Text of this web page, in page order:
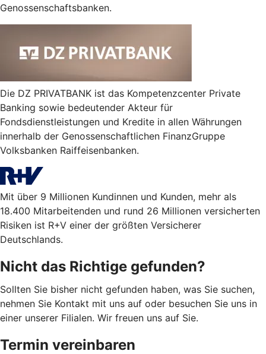
Genossenschaftsbanken.
Die DZ PRIVATBANK ist das Kompetenzcenter Private
Banking sowie bedeutender Akteur für
Fondsdienstleistungen und Kredite in allen Währungen
innerhalb der Genossenschaftlichen FinanzGruppe
Volksbanken Raiffeisenbanken.
Mit über 9 Millionen Kundinnen und Kunden, mehr als
18.400 Mitarbeitenden und rund 26 Millionen versicherten
Risiken ist R+V einer der größten Versicherer
Deutschlands.
Nicht das Richtige gefunden?
Sollten Sie bisher nicht gefunden haben, was Sie suchen,
nehmen Sie Kontakt mit uns auf oder besuchen Sie uns in
einer unserer Filialen. Wir freuen uns auf Sie.
Termin vereinbaren